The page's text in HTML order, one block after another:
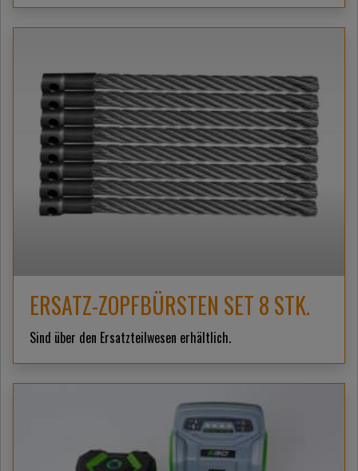
ERSATZ-ZOPFBÜRSTEN SET 8 STK.
Sind über den Ersatzteilwesen erhältlich.